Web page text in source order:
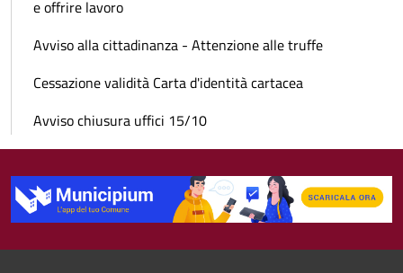
e offrire lavoro
Avviso alla cittadinanza - Attenzione alle truffe
Cessazione validità Carta d'identità cartacea
Avviso chiusura uffici 15/10